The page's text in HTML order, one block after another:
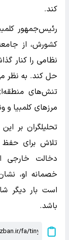
کند.
رئیس‌جمهور
کشورش، از
نظامی را کنار
حل کند. به نظر
تنش‌های
مرزهای کلمبیا و
تحلیلگران بر
تلاش برای حفظ
دخالت خارجی
خصمانه او،
است بار دیگر
باشد.